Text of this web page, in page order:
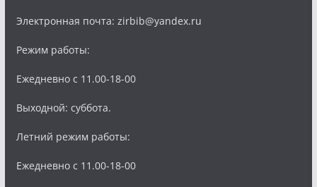
Электронная почта: zirbib@yandex.ru
Режим работы:
Ежедневно с 11.00-18-00
Выходной: суббота.
Летний режим работы:
Ежедневно с 11.00-18-00